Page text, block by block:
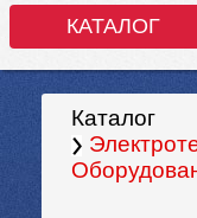
КАТАЛОГ
Каталог